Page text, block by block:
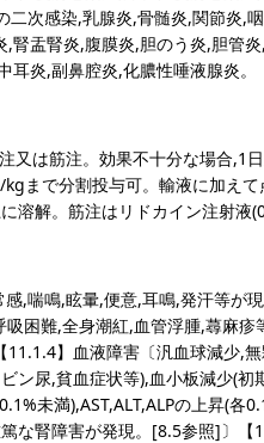
次感染,乳腺炎,骨髄炎,関節炎,
腎盂腎炎,腹膜炎,胆のう炎,胆管
炎,副鼻腔炎,化膿性唾液腺炎。
又は筋注。効果不十分な場合,1
まで分割投与可。輸液に加え
解。筋注はリドカイン注射液
,喘鳴,眩暈,便意,耳鳴,発汗等が
困難,全身潮紅,血管浮腫,蕁麻
】血液障害〔汎血球減少,
ン尿,貧血症状等),血小板減少(初
未満),AST,ALT,ALPの上昇(各
な腎障害が発現。[8.5参照]〕